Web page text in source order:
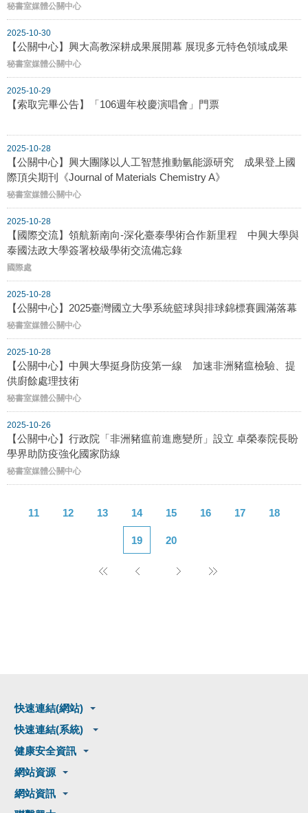
秘書室媒體公關中心
2025-10-30
【公關中心】興大高教深耕成果展開幕 展現多元特色領域成果
秘書室媒體公關中心
2025-10-29
【索取完畢公告】「106週年校慶演唱會」門票
2025-10-28
【公關中心】興大團隊以人工智慧推動氫能源研究 成果登上國
際頂尖期刊《Journal of Materials Chemistry A》
秘書室媒體公關中心
2025-10-28
【國際交流】領航新南向-深化臺泰學術合作新里程 中興大學與
泰國法政大學簽署校級學術交流備忘錄
國際處
2025-10-28
【公關中心】2025臺灣國立大學系統籃球與排球錦標賽圓滿落幕
秘書室媒體公關中心
2025-10-28
【公關中心】中興大學挺身防疫第一線 加速非洲豬瘟檢驗、提
供廚餘處理技術
秘書室媒體公關中心
2025-10-26
【公關中心】行政院「非洲豬瘟前進應變所」設立 卓榮泰院長盼
學界助防疫強化國家防線
秘書室媒體公關中心
11 12 13 14 15 16 17 18
19 20
快速連結(網站)
快速連結(系統)
健康安全資訊
網站資源
網站資訊